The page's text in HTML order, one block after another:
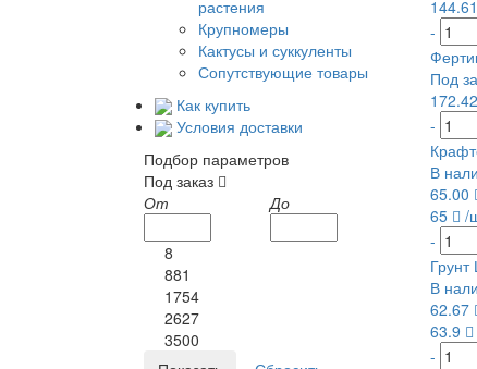
растения
Крупномеры
Кактусы и суккуленты
Сопутствующие товары
Как купить
Условия доставки
Подбор параметров
Под заказ
От
До
8
881
1754
2627
3500
144.61
-
Под
172.42
-
В
65.00
65
/
-
Грунт
В
62.67
63.9
-